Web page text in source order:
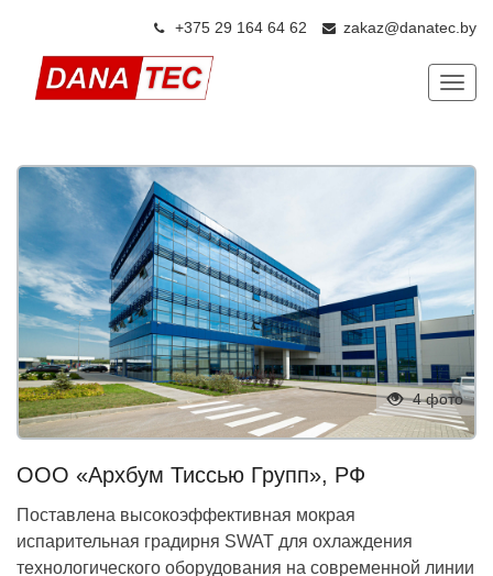
+375 29 164 64 62 zakaz@danatec.by
4 фото
ООО «Архбум Тиссью Групп», РФ
Поставлена высокоэффективная мокрая
испарительная градирня SWAT для охлаждения
технологического оборудования на современной линии